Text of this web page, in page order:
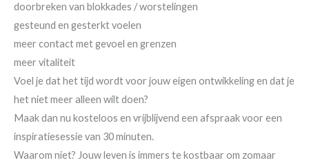
doorbreken van blokkades / worstelingen
gesteund en gesterkt voelen
meer contact met gevoel en grenzen
meer vitaliteit
Voel je dat het tijd wordt voor jouw eigen ontwikkeling en dat je
het niet meer alleen wilt doen?
Maak dan nu kosteloos en vrijblijvend een afspraak voor een
inspiratiesessie van 30 minuten.
Waarom niet? Jouw leven is immers te kostbaar om zomaar